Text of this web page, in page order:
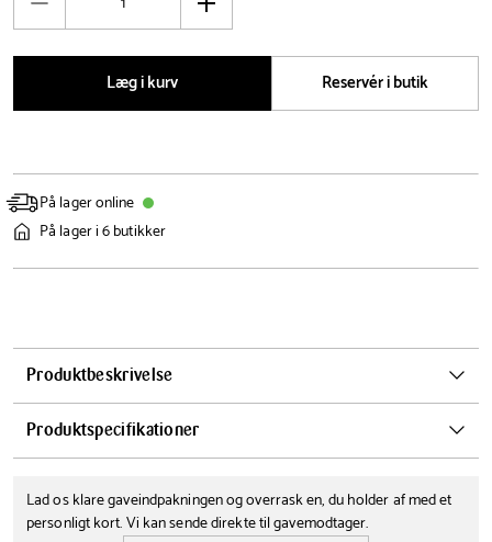
Øg
Læg i kurv
Reservér i butik
På lager online
På lager i 6 butikker
Produktbeskrivelse
Pillivuyt Vinter flad tallerken Ø15,5 cm med fint motiv. Vinter er
og bygger videre på den populære Toulouse-serie med den
karakteristiske, elegante plissering.
Produktspecifikationer
15.5 cm Hvid
Lad os klare gaveindpakningen og overrask en, du holder af med et
personligt kort. Vi kan sende direkte til gavemodtager.